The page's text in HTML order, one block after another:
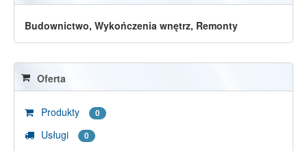
Budownictwo, Wykończenia wnętrz, Remonty
Oferta
Produkty 0
Usługi 0